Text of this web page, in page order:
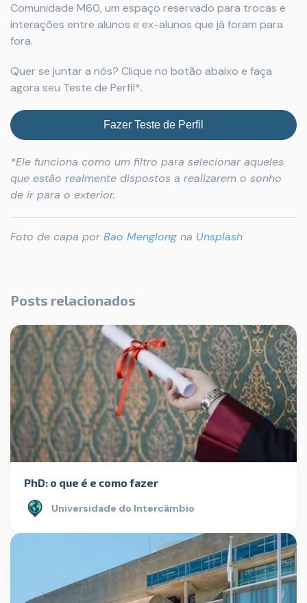
Comunidade M60, um espaço reservado para trocas e
interações entre alunos e ex-alunos que já foram para
fora.
Quer se juntar a nós? Clique no botão abaixo e faça
agora seu Teste de Perfil*.
Fazer Teste de Perfil
*Ele funciona como um filtro para selecionar aqueles
que estão realmente dispostos a realizarem o sonho
de ir para o exterior.
Foto de capa por Bao Menglong na Unsplash
Posts relacionados
PhD: o que é e como fazer
Universidade do Intercâmbio